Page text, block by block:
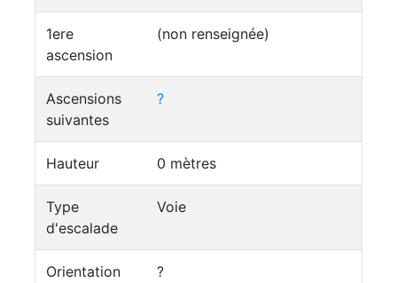
1ere
ascension
(non renseignée)
Ascensions
suivantes
?
Hauteur 0 mètres
Type
d'escalade
Voie
Orientation ?